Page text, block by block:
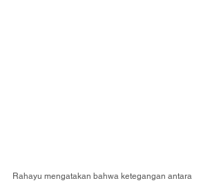
Rahayu mengatakan bahwa ketegangan antara